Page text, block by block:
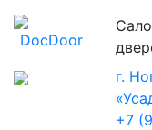
г.
+7